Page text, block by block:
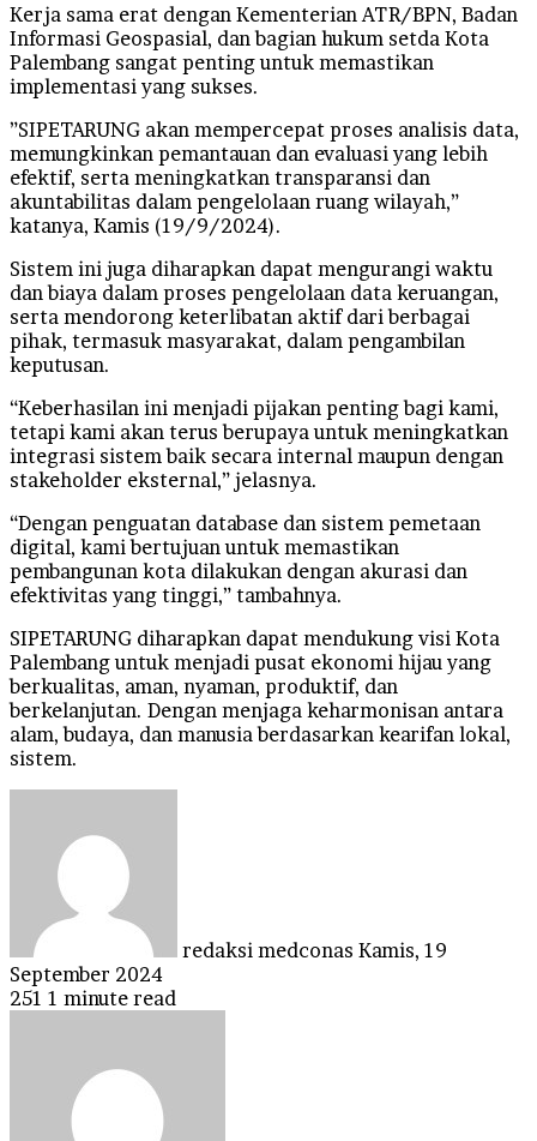
Kerja sama erat dengan Kementerian ATR/BPN, Badan
Informasi Geospasial, dan bagian hukum setda Kota
Palembang sangat penting untuk memastikan
implementasi yang sukses.
”SIPETARUNG akan mempercepat proses analisis data,
memungkinkan pemantauan dan evaluasi yang lebih
efektif, serta meningkatkan transparansi dan
akuntabilitas dalam pengelolaan ruang wilayah,”
katanya, Kamis (19/9/2024).
Sistem ini juga diharapkan dapat mengurangi waktu
dan biaya dalam proses pengelolaan data keruangan,
serta mendorong keterlibatan aktif dari berbagai
pihak, termasuk masyarakat, dalam pengambilan
keputusan.
“Keberhasilan ini menjadi pijakan penting bagi kami,
tetapi kami akan terus berupaya untuk meningkatkan
integrasi sistem baik secara internal maupun dengan
stakeholder eksternal,” jelasnya.
“Dengan penguatan database dan sistem pemetaan
digital, kami bertujuan untuk memastikan
pembangunan kota dilakukan dengan akurasi dan
efektivitas yang tinggi,” tambahnya.
SIPETARUNG diharapkan dapat mendukung visi Kota
Palembang untuk menjadi pusat ekonomi hijau yang
berkualitas, aman, nyaman, produktif, dan
berkelanjutan. Dengan menjaga keharmonisan antara
alam, budaya, dan manusia berdasarkan kearifan lokal,
sistem.
redaksi medconas Kamis, 19
September 2024
251 1 minute read